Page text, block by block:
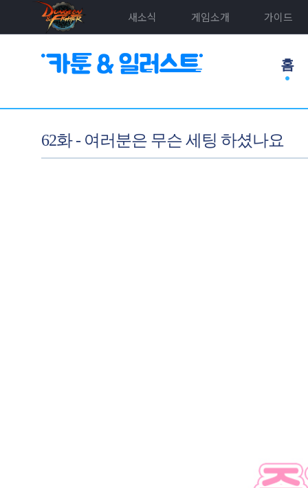
새소식 게임소개 가이드
홈
62화 - 여러분은 무슨 세팅 하셨나요